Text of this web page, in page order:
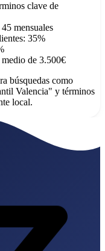
clave de
mensuales
35%
de 3.500€
búsquedas como
Valencia" y términos
local.